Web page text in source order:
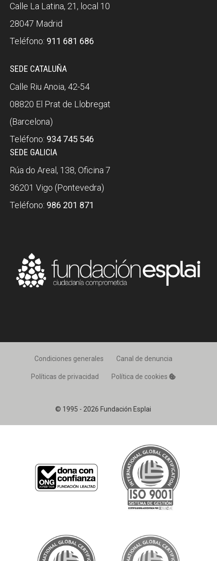
Calle La Latina, 21, local 10
28047 Madrid
Teléfono: 911 681 686
SEDE CATALUÑA
Calle Riu Anoia, 42-54
08820 El Prat de Llobregat
(Barcelona)
Teléfono: 934 745 546
SEDE GALICIA
Rúa do Areal, 138, Oficina 7
36201 Vigo (Pontevedra)
Teléfono: 986 201 871
© 1995 - 2026 Fundación Esplai
Condiciones generales Canal de denuncia
Políticas de privacidad Política de cookies